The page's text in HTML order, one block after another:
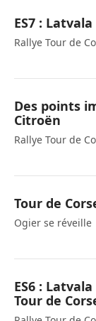
ES7 :
Rallye Tour de
Des points
Citroën
Rallye Tour de
Tour de
Ogier se réveille
ES6 :
Tour de